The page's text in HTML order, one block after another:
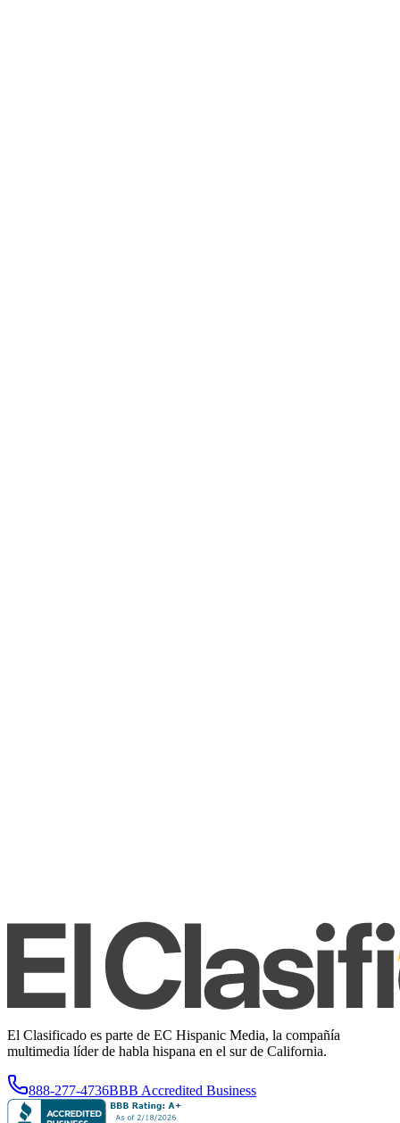
El Clasificado es parte de EC Hispanic Media, la compañía
multimedia líder de habla hispana en el sur de California.
888-277-4736BBB Accredited Business